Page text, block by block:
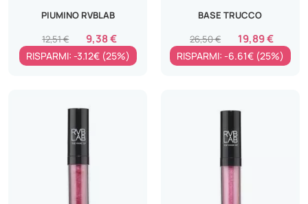
PIUMINO RVBLAB
9,38 €
12,51 €
RISPARMI: -3.12€ (25%)
BASE TRUCCO
19,89 €
26,50 €
RISPARMI: -6.61€ (25%)